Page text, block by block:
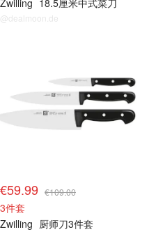
Zwilling 18.5厘米中式菜刀
@dealmoon.de
€59.99 €109.00
3件套
Zwilling 厨师刀3件套